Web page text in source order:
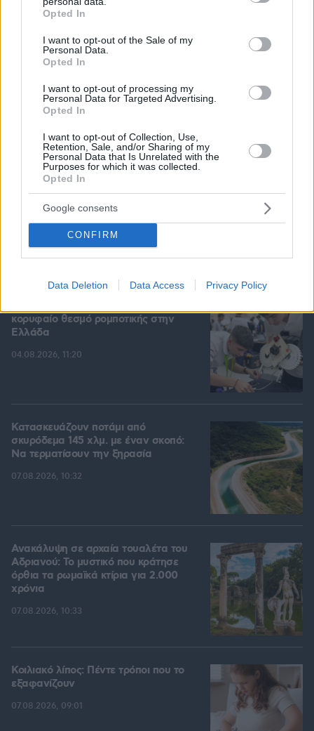
grant or deny consent to Google and its third-party tags to
use your data for below specified purposes in below Google
consent section.
Opted In
I want to opt-out of the Sale of my
Personal Data.
Opted In
I want to opt-out of processing my
Personal Data for Targeted Advertising.
Opted In
I want to opt-out of Collection, Use,
Retention, Sale, and/or Sharing of my
Personal Data that Is Unrelated with the
Purposes for which it was collected.
Opted In
Google consents
CONFIRM
Data Deletion Data Access Privacy Policy
Ο ένας άνθρωπος που η βασίλισσα Ελισάβετ δεν
θα άφηνε ποτέ να περιμένει στο τηλέφωνο
To video του Travel.gr από το ταξίδι
Άνθρωποι, ανόθευτη Φύση
07.08.2026, 12:38
14+1 λόγοι που αξίζει να ζήσεις το
επετειακό τριήμερο των 15 χρόνων του
Spetses Mini Marathon
31.07.2026, 11:04
κορυφαίο θεσμό ρομποτικής στην
Ελλάδα
04.08.2026, 11:20
Κατασκευάζουν ποτάμι από
σκυρόδεμα 145 χλμ. με έναν σκοπό:
Να τερματίσουν την ξηρασία
07.08.2026, 10:32
Ανακάλυψη σε αρχαία τουαλέτα του
Αδριανού: Το μυστικό που κράτησε
όρθια τα ρωμαϊκά κτίρια για 2.000
χρόνια
07.08.2026, 10:33
Κοιλιακό λίπος: Πέντε τρόποι που το
εξαφανίζουν
07.08.2026, 09:01